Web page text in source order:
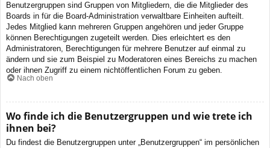
Benutzergruppen sind Gruppen von Mitgliedern, die die Mitglieder des
Boards in für die Board-Administration verwaltbare Einheiten aufteilt.
Jedes Mitglied kann mehreren Gruppen angehören und jeder Gruppe
können Berechtigungen zugeteilt werden. Dies erleichtert es den
Administratoren, Berechtigungen für mehrere Benutzer auf einmal zu
ändern und sie zum Beispiel zu Moderatoren eines Bereichs zu machen
oder ihnen Zugriff zu einem nichtöffentlichen Forum zu geben.
Nach oben
Wo finde ich die Benutzergruppen und wie trete ich
ihnen bei?
Du findest die Benutzergruppen unter „Benutzergruppen“ im persönlichen